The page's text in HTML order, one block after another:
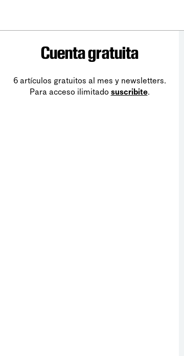
Cuenta gratuita
6 artículos gratuitos al mes y newsletters.
Para acceso ilimitado suscribite.